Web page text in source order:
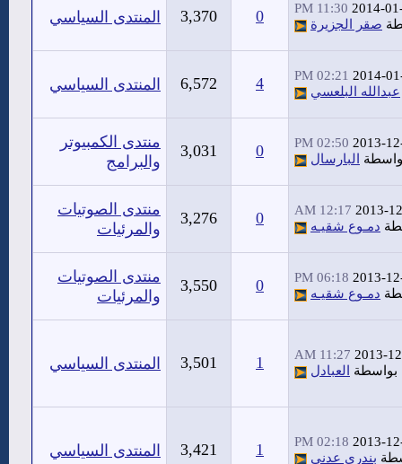
2014-
11:30 PM
صقر الجزيرة 0
3,370 المنتدى السياسي
2014-
02:21 PM
عبدالله البلعسي 4
6,572 المنتدى السياسي
2013-
02:50 PM
البارسال 0
3,031
منتدى الكمبيوتر
والبرامج
2013-
12:17 AM
دمـوع شقيـه 0
3,276
منتدى الصوتيات
والمرئيات
2013-
06:18 PM
دمـوع شقيـه 0
3,550
منتدى الصوتيات
والمرئيات
2013-
11:27 AM
بواسطة
العبادل 1
3,501 المنتدى السياسي
2013-
02:18 PM
بندري عدني 1
3,421 المنتدى السياسي